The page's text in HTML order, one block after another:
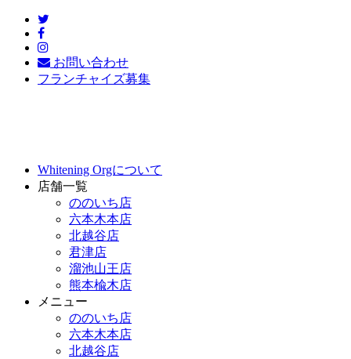
お問い合わせ
フランチャイズ募集
Whitening Orgについて
店舗一覧
ののいち店
六本木本店
北越谷店
君津店
溜池山王店
熊本楡木店
メニュー
ののいち店
六本木本店
北越谷店